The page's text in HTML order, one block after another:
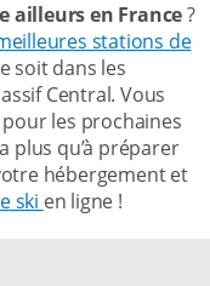
ailleurs en France?
stations de
soit dans les
Central. Vous
les prochaines
plus qu’à préparer
hébergement et
ski en ligne !